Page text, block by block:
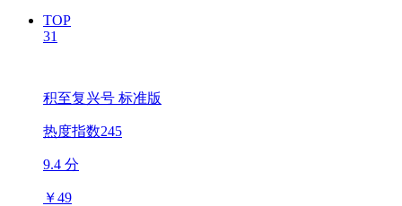
TOP
31
积至复兴号 标准版
热度指数245
9.4 分
￥49